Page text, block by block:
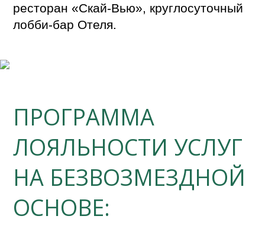
ресторан «Скай-Вью», круглосуточный
лобби-бар Отеля.
ПРОГРАММА
ЛОЯЛЬНОСТИ УСЛУГ
НА БЕЗВОЗМЕЗДНОЙ
ОСНОВЕ: